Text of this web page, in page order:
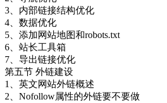
3、内部链接结构优化
4、数据优化
5、添加网站地图和robots.txt
6、站长工具箱
7、导出链接优化
第五节 外链建设
1、英文网站外链概述
2、Nofollow属性的外链要不要做